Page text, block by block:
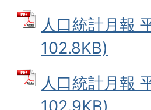
人口統計月報
102.8KB)
人口統計月報